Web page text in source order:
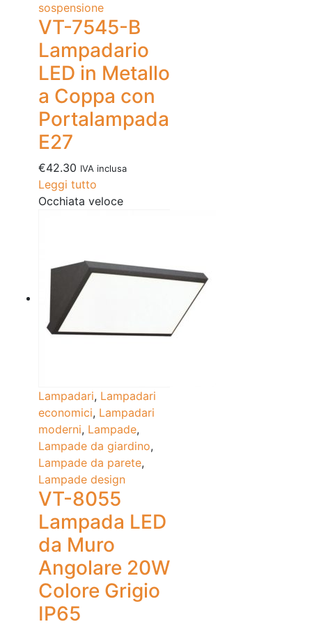
sospensione
VT-7545-B
Lampadario
LED in Metallo
a Coppa con
Portalampada
E27
€42.30 IVA inclusa
Leggi tutto
Occhiata veloce
Lampadari, Lampadari
economici, Lampadari
moderni, Lampade,
Lampade da giardino,
Lampade da parete,
Lampade design
VT-8055
Lampada LED
da Muro
Angolare 20W
Colore Grigio
IP65